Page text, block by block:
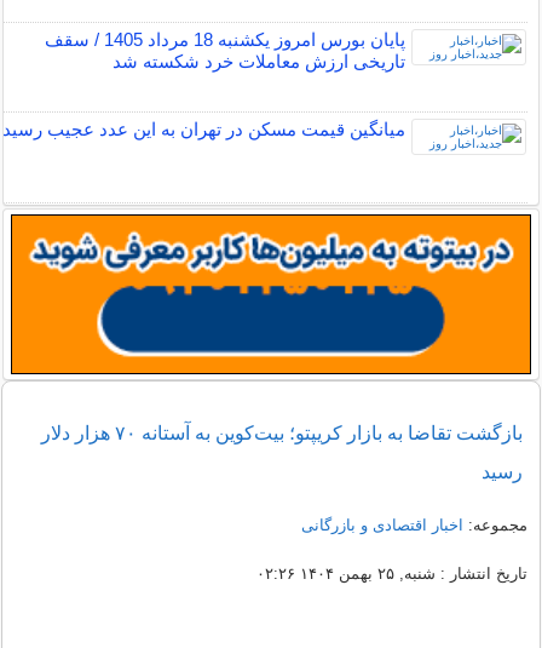
پایان بورس امروز یکشنبه 18 مرداد 1405 / سقف
تاریخی ارزش معاملات خرد شکسته شد
میانگین قیمت مسکن در تهران به این عدد عجیب رسید
بازگشت تقاضا به بازار کریپتو؛ بیت‌کوین به آستانه ۷۰ هزار دلار
رسید
مجموعه: اخبار اقتصادی و بازرگانی
تاریخ انتشار : شنبه, ۲۵ بهمن ۱۴۰۴ ۰۲:۲۶